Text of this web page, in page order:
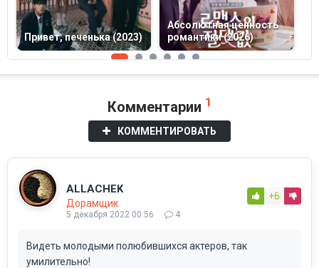
Привет, печенька (2023)
Абсолютная ценность
романтики (2026)
Комментарии 1
КОММЕНТИРОВАТЬ
ALLACHEK
Дорамщик
5 декабря 2022 00:56 4
+6
Видеть молодыми полюбившихся актеров, так
умилительно!